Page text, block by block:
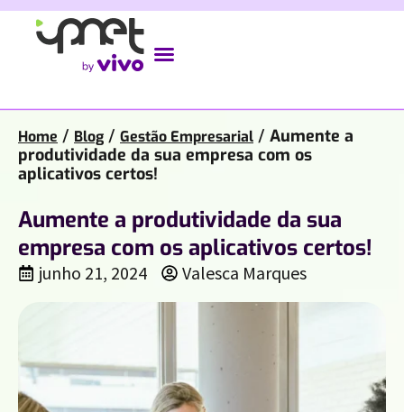
Home / Blog / Gestão Empresarial / Aumente a
produtividade da sua empresa com os
aplicativos certos!
Aumente a produtividade da sua
empresa com os aplicativos certos!
junho 21, 2024 Valesca Marques